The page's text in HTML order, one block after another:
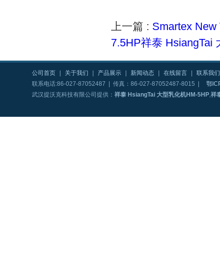
上一篇 : Smartex
7.5HP祥泰 HsiangTai
公司首页 关于我们 产品展示 新闻动态 在线留言
联系我们
联系电话:86-027-87052487 | 传真：86-027-87052487-8015 |
鄂
武汉提沃克科技有限公司提供： 祥泰 HsiangTai 大型乳化机HM-5HP,祥